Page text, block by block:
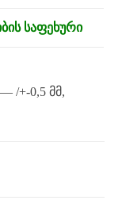
საფეხური
/+-0,5 მმ,